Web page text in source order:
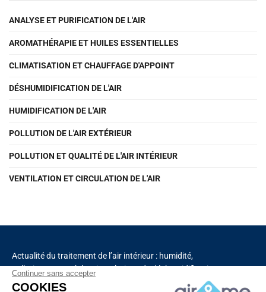
ANALYSE ET PURIFICATION DE L'AIR
AROMATHÉRAPIE ET HUILES ESSENTIELLES
CLIMATISATION ET CHAUFFAGE D'APPOINT
DÉSHUMIDIFICATION DE L'AIR
HUMIDIFICATION DE L'AIR
POLLUTION DE L'AIR EXTÉRIEUR
POLLUTION ET QUALITÉ DE L'AIR INTÉRIEUR
VENTILATION ET CIRCULATION DE L'AIR
Actualité du traitement de l’air intérieur : humidité,
pollution, aromathérapie, solutions de déshumidification
et de purification de l’air, chauffage, ventilation,
Continuer sans accepter
COOKIES